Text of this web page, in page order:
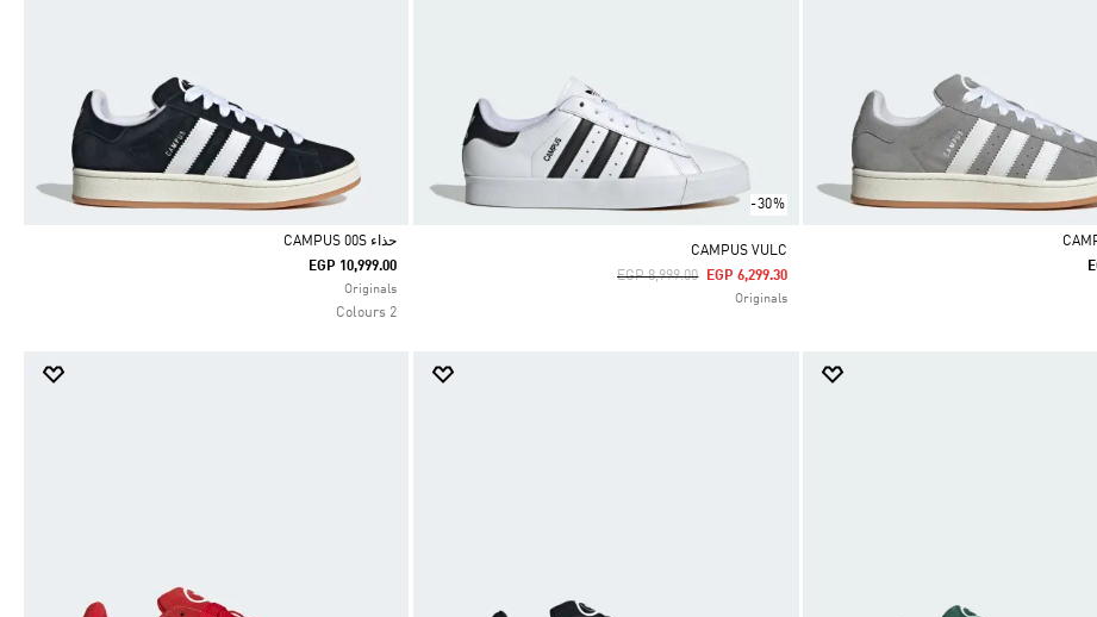
-30%
CAMPUS VULC
Price Reduced From
EGP 8,999.00ToEGP 6,299.30
Originals
Selected
حذاء CAMPUS 00S
EGP 10,999.00
Originals
2 Colours